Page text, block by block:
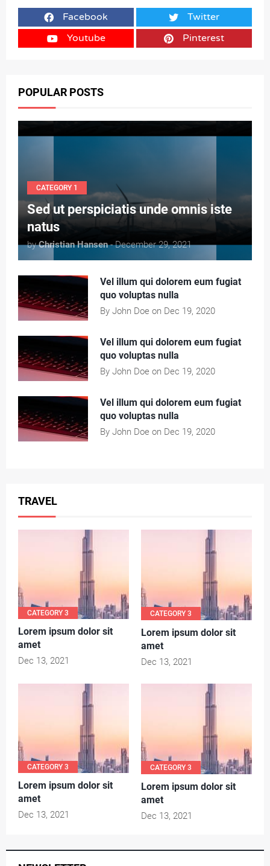
Facebook
Twitter
Youtube
Pinterest
POPULAR POSTS
CATEGORY 1
Sed ut perspiciatis unde omnis iste
natus
byChristian Hansen- December 29, 2021
Vel illum qui dolorem eum fugiat
quo voluptas nulla
By John Doe on Dec 19, 2020
Vel illum qui dolorem eum fugiat
quo voluptas nulla
By John Doe on Dec 19, 2020
Vel illum qui dolorem eum fugiat
quo voluptas nulla
By John Doe on Dec 19, 2020
TRAVEL
CATEGORY 3
Lorem ipsum dolor sit
amet
Dec 13, 2021
CATEGORY 3
Lorem ipsum dolor sit
amet
Dec 13, 2021
CATEGORY 3
Lorem ipsum dolor sit
amet
Dec 13, 2021
CATEGORY 3
Lorem ipsum dolor sit
amet
Dec 13, 2021